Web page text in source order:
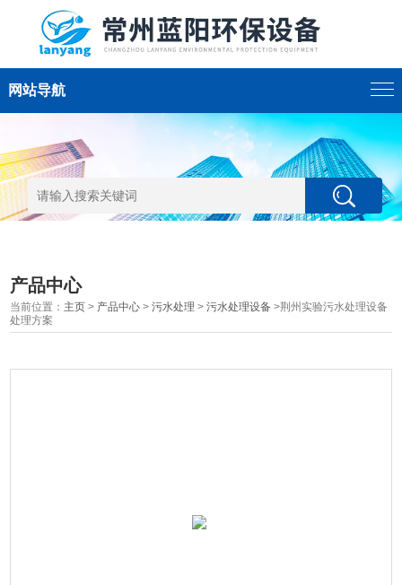
网站导航
产品中心
当前位置： 主页 > 产品中心 >污水处理 >污水处理设备 >荆州实验污水处理设备
处理方案